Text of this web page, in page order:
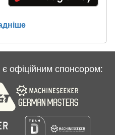
офіційним спонсором: